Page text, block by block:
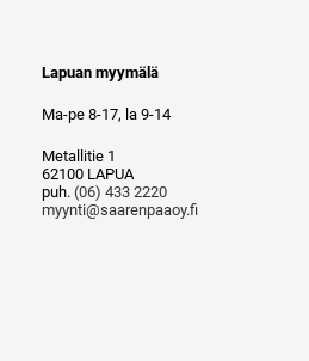
Lapuan myymälä
Ma-pe 8-17, la 9-14
Metallitie 1
62100 LAPUA
puh. (06) 433 2220
myynti@saarenpaaoy.fi